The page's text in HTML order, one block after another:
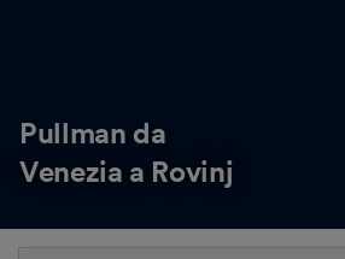
Pullman da
Venezia a Rovinj